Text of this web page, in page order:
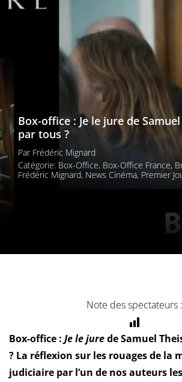
Les films par
genre
Séries
Les films
interdits
Les Dossiers
Les disparus
Box-office : Je le jure de
par tous ?
Par Frédéric Mignard
Catégorie: Box-Office, Box-Office France,
Frédéric Mignard, News Cinéma, Premier
Note des spectateurs :
Box-office : Je le jurede Samuel
? La réflexion sur les rouages de la
judiciaire par l’un de nos auteurs